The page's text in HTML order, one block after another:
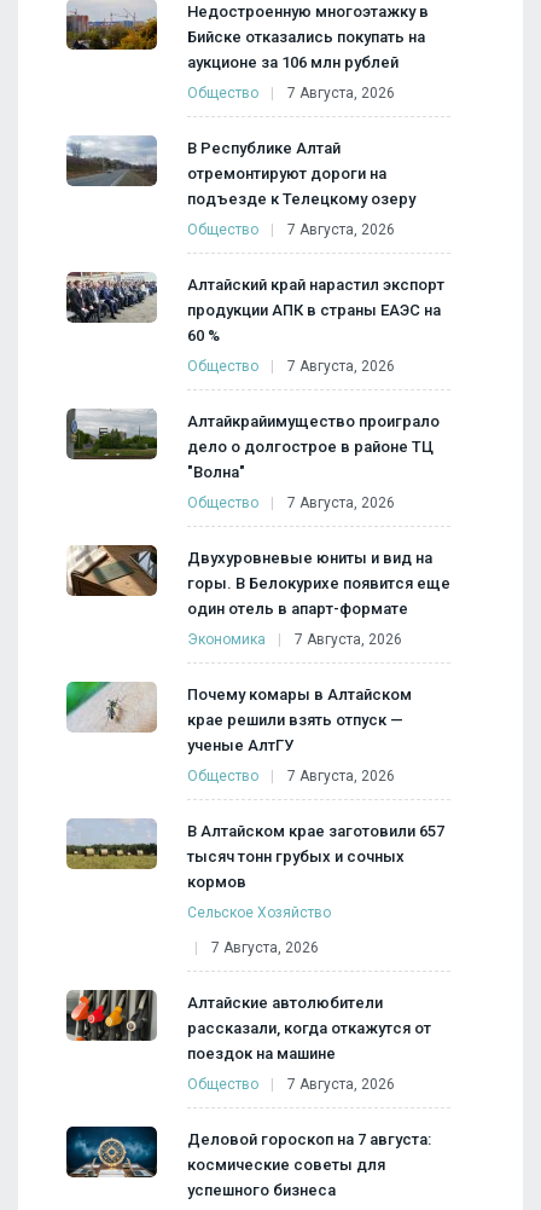
Недостроенную многоэтажку в
Бийске отказались покупать на
аукционе за 106 млн рублей
Общество 7 Августа, 2026
В Республике Алтай
отремонтируют дороги на
подъезде к Телецкому озеру
Общество 7 Августа, 2026
Алтайский край нарастил экспорт
продукции АПК в страны ЕАЭС на
60 %
Общество 7 Августа, 2026
Алтайкрайимущество проиграло
дело о долгострое в районе ТЦ
"Волна"
Общество 7 Августа, 2026
Двухуровневые юниты и вид на
горы. В Белокурихе появится еще
один отель в апарт-формате
Экономика 7 Августа, 2026
Почему комары в Алтайском
крае решили взять отпуск —
ученые АлтГУ
Общество 7 Августа, 2026
В Алтайском крае заготовили 657
тысяч тонн грубых и сочных
кормов
Сельское Хозяйство
7 Августа, 2026
Алтайские автолюбители
рассказали, когда откажутся от
поездок на машине
Общество 7 Августа, 2026
Деловой гороскоп на 7 августа:
космические советы для
успешного бизнеса